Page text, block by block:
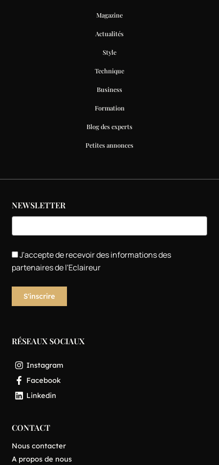
Magazine
Actualités
Style
Technique
Business
Formation
Blog des experts
Petites annonces
NEWSLETTER
J'accepte de recevoir des informations des
partenaires de l'Eclaireur
RÉSEAUX SOCIAUX
Instagram
Facebook
Linkedin
CONTACT
Nous contacter
A propos de nous